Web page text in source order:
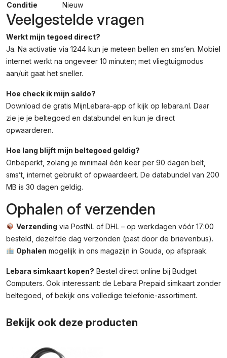
Conditie Nieuw
Veelgestelde vragen
Werkt mijn tegoed direct?
Ja. Na activatie via 1244 kun je meteen bellen en sms’en. Mobiel
internet werkt na ongeveer 10 minuten; met vliegtuigmodus
aan/uit gaat het sneller.
Hoe check ik mijn saldo?
Download de gratis MijnLebara-app of kijk op lebara.nl. Daar
zie je je beltegoed en databundel en kun je direct
opwaarderen.
Hoe lang blijft mijn beltegoed geldig?
Onbeperkt, zolang je minimaal één keer per 90 dagen belt,
sms’t, internet gebruikt of opwaardeert. De databundel van 200
MB is 30 dagen geldig.
Ophalen of verzenden
Verzending via PostNL of DHL – op werkdagen vóór 17:00
besteld, dezelfde dag verzonden (past door de brievenbus).
Ophalen mogelijk in ons magazijn in Gouda, op afspraak.
Lebara simkaart kopen? Bestel direct online bij Budget
Computers. Ook interessant: de Lebara Prepaid simkaart zonder
beltegoed , of bekijk ons volledigetelefonie-assortiment.
Bekijk ook deze producten